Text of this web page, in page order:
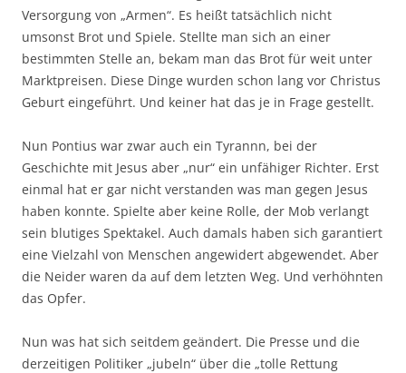
Versorgung von „Armen“. Es heißt tatsächlich nicht
umsonst Brot und Spiele. Stellte man sich an einer
bestimmten Stelle an, bekam man das Brot für weit unter
Marktpreisen. Diese Dinge wurden schon lang vor Christus
Geburt eingeführt. Und keiner hat das je in Frage gestellt.
Nun Pontius war zwar auch ein Tyrannn, bei der
Geschichte mit Jesus aber „nur“ ein unfähiger Richter. Erst
einmal hat er gar nicht verstanden was man gegen Jesus
haben konnte. Spielte aber keine Rolle, der Mob verlangt
sein blutiges Spektakel. Auch damals haben sich garantiert
eine Vielzahl von Menschen angewidert abgewendet. Aber
die Neider waren da auf dem letzten Weg. Und verhöhnten
das Opfer.
Nun was hat sich seitdem geändert. Die Presse und die
derzeitigen Politiker „jubeln“ über die „tolle Rettung